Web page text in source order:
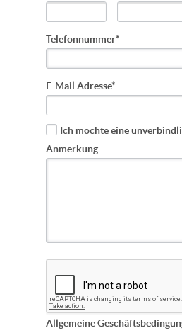
Telefonnummer*
E-Mail Adresse*
Ich möchte eine
Anmerkung
Allgemeine